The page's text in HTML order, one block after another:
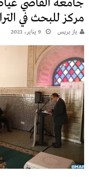
مركز للبحث في
يـاز بريـس 9 يناير، 2021